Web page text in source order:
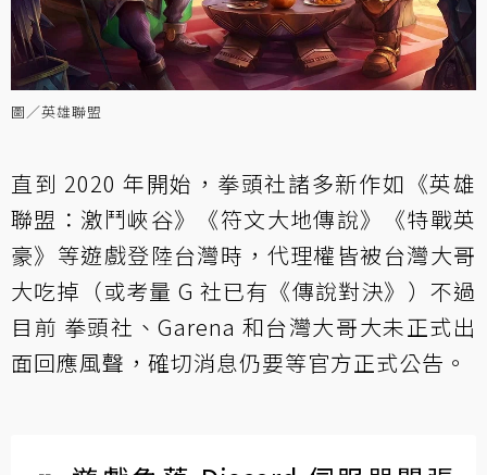
圖／英雄聯盟
直到 2020 年開始，拳頭社諸多新作如《英雄
聯盟：激鬥峽谷》《符文大地傳說》《特戰英
豪》等遊戲登陸台灣時，代理權皆被台灣大哥
大吃掉（或考量 G 社已有《傳說對決》）不過
目前 拳頭社、Garena 和台灣大哥大未正式出
面回應風聲，確切消息仍要等官方正式公告。